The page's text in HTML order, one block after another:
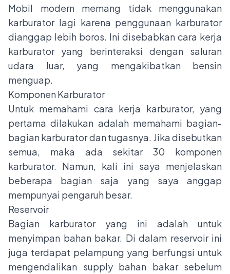
Mobil modern memang tidak menggunakan
karburator lagi karena penggunaan karburator
dianggap lebih boros. Ini disebabkan cara kerja
karburator yang berinteraksi dengan saluran
udara luar, yang mengakibatkan bensin
menguap.
Komponen Karburator
Untuk memahami cara kerja karburator, yang
pertama dilakukan adalah memahami bagian-
bagian karburator dan tugasnya. Jika disebutkan
semua, maka ada sekitar 30 komponen
karburator. Namun, kali ini saya menjelaskan
beberapa bagian saja yang saya anggap
mempunyai pengaruh besar.
Reservoir
Bagian karburator yang ini adalah untuk
menyimpan bahan bakar. Di dalam reservoir ini
juga terdapat pelampung yang berfungsi untuk
mengendalikan supply bahan bakar sebelum